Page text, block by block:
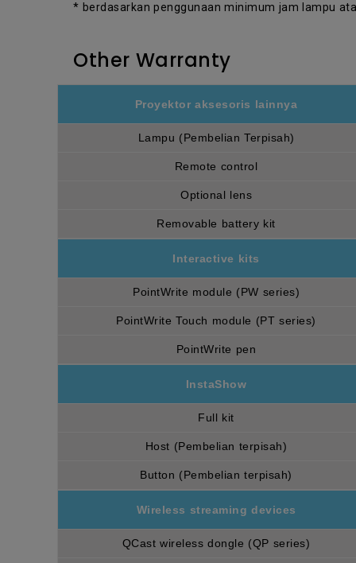
* berdasarkan penggunaan minimum jam lampu
Other Warranty
Proyektor aksesoris lainnya
Lampu (Pembelian Terpisah)
Remote control
Optional lens
Removable battery kit
Interactive kits
PointWrite module (PW series)
PointWrite Touch module (PT series)
PointWrite pen
InstaShow
Full kit
Host (Pembelian terpisah)
Button (Pembelian terpisah)
Wireless streaming devices
QCast wireless dongle (QP series)